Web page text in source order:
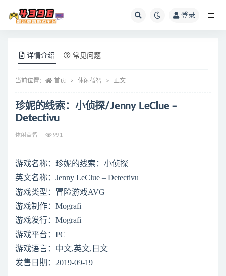
登录
详情介绍 常见问题
当前位置： 首页 休闲益智 正文
珍妮的线索：小侦探/Jenny LeClue –
Detectivu
休闲益智 991
游戏名称：珍妮的线索：小侦探
英文名称：Jenny LeClue – Detectivu
游戏类型：冒险游戏AVG
游戏制作：Mografi
游戏发行：Mografi
游戏平台：PC
游戏语言：中文,英文,日文
发售日期：2019-09-19